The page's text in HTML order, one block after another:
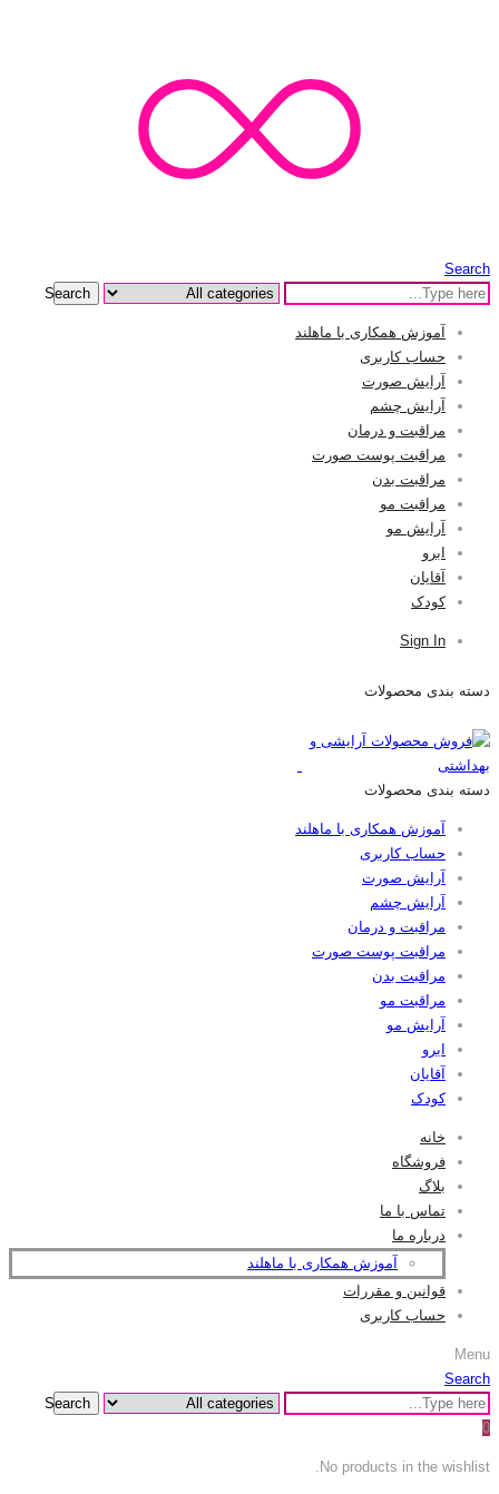
Search
Search
آموزش همکاری با ماهلند
حساب کاربری
آرایش صورت
آرایش چشم
مراقبت و درمان
مراقبت پوست صورت
مراقبت بدن
مراقبت مو
آرایش مو
ابرو
آقایان
کودک
Sign In
دسته بندی محصولات
دسته بندی محصولات
آموزش همکاری با ماهلند
حساب کاربری
آرایش صورت
آرایش چشم
مراقبت و درمان
مراقبت پوست صورت
مراقبت بدن
مراقبت مو
آرایش مو
ابرو
آقایان
کودک
خانه
فروشگاه
بلاگ
تماس با ما
درباره ما
آموزش همکاری با ماهلند
قوانین و مقررات
حساب کاربری
Menu
Search
Search
0
No products in the wishlist.